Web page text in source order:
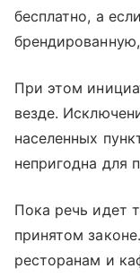
бесплатно, а
При этом
везде.
населенных
непригодна для
Пока речь идет
принятом
ресторанам и